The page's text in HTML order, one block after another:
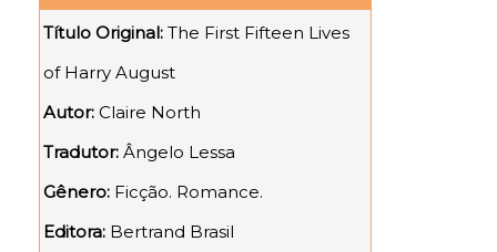
Título Original: The First Fifteen Lives
of Harry August
Autor: Claire North
Tradutor: Ângelo Lessa
Gênero: Ficção. Romance.
Editora: Bertrand Brasil